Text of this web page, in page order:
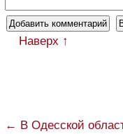
Наверх ↑
← В Одесской